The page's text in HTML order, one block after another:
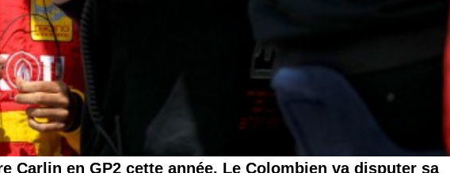
Carlin en GP2 cette année. Le Colombien va disputer sa